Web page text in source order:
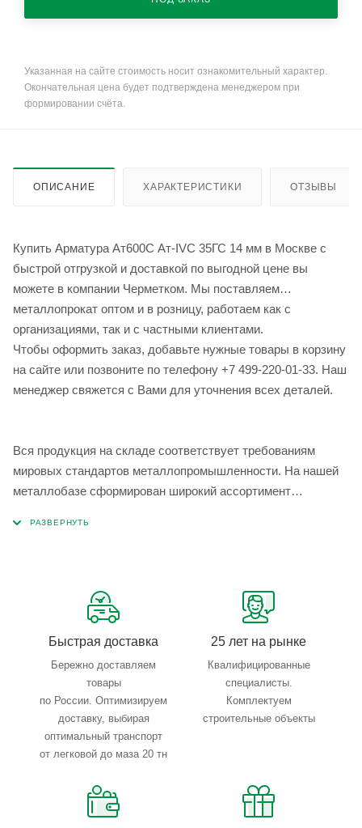
Указанная на сайте стоимость носит ознакомительный характер.
Окончательная цена будет подтверждена менеджером при
формировании счёта.
ОПИСАНИЕ ХАРАКТЕРИСТИКИ ОТЗЫВЫ
Купить Арматура Ат600С Ат-IVС 35ГС 14 мм в Москве с
быстрой отгрузкой и доставкой по выгодной цене вы
можете в компании Черметком. Мы поставляем
металлопрокат оптом и в розницу, работаем как с
организациями, так и с частными клиентами.
Чтобы оформить заказ, добавьте нужные товары в корзину
на сайте или позвоните по телефону +7 499-220-01-33. Наш
менеджер свяжется с Вами для уточнения всех деталей.
Вся продукция на складе соответствует требованиям
мировых стандартов металлопромышленности. На нашей
металлобазе сформирован широкий ассортимент
Быстрая доставка
Бережно доставляем
товары
по России. Оптимизируем
доставку, выбирая
оптимальный транспорт
от легковой до маза 20 тн
25 лет на рынке
Квалифицированные
специалисты.
Комплектуем
строительные объекты